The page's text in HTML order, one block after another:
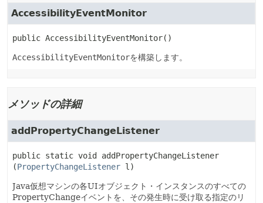
AccessibilityEventMonitor
public AccessibilityEventMonitor()
AccessibilityEventMonitorを構築します。
メソッドの詳細
addPropertyChangeListener
public static void
addPropertyChangeListener
(PropertyChangeListener l)
Java仮想マシンの各UIオブジェクト・インスタンスのすべての
PropertyChangeイベントを、その発生時に受け取る指定のリ